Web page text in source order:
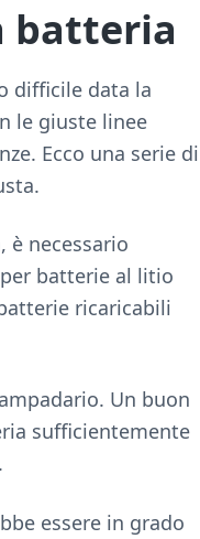
batteria
difficile data la
le giuste linee
Ecco una serie di
è necessario
batterie al litio
ricaricabili
Un buon
sufficientemente
essere in grado